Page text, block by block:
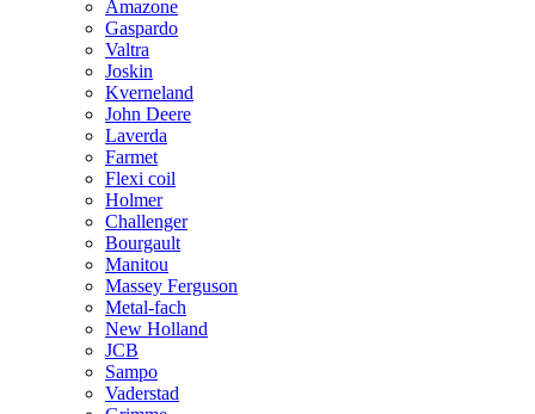
Amazone
Gaspardo
Valtra
Joskin
Kverneland
John Deere
Laverda
Farmet
Flexi coil
Holmer
Challenger
Bourgault
Manitou
Massey Ferguson
Metal-fach
New Holland
JCB
Sampo
Vaderstad